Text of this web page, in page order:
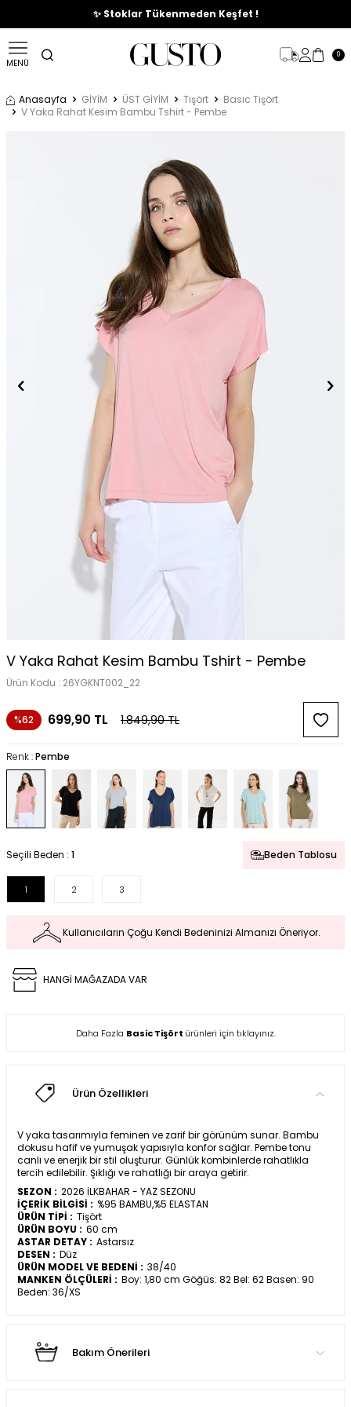
🎉%70'e Varan Büyük Yaz İndirim Başladı !
✨ Stoklar Tükenmeden Keşfet !
MENÜ
0
Anasayfa GİYİM ÜST GİYİM Tişört
Basic Tişört
V Yaka Rahat Kesim Bambu Tshirt - Pembe
V Yaka Rahat Kesim Bambu Tshirt - Pembe
Ürün Kodu : 26YGKNT002_22
%62 699,90 TL 1.849,90TL
Renk :Pembe
Seçili Beden : 1 Beden Tablosu
1 2 3
Kullanıcıların Çoğu Kendi Bedeninizi Almanızı Öneriyor.
HANGİ MAĞAZADA VAR
Daha Fazla Basic Tişört ürünleri için tıklayınız.
Ürün Özellikleri
V yaka tasarımıyla feminen ve zarif bir görünüm sunar. Bambu
dokusu hafif ve yumuşak yapısıyla konfor sağlar. Pembe tonu
canlı ve enerjik bir stil oluşturur. Günlük kombinlerde rahatlıkla
tercih edilebilir. Şıklığı ve rahatlığı bir araya getirir.
SEZON : 2026 İLKBAHAR - YAZ SEZONU
İÇERİK BİLGİSİ : %95 BAMBU,%5 ELASTAN
ÜRÜN TİPİ : Tişört
ÜRÜN BOYU : 60 cm
ASTAR DETAY : Astarsız
DESEN : Düz
ÜRÜN MODEL VE BEDENİ : 38/40
MANKEN ÖLÇÜLERİ : Boy: 1,80 cm Göğüs: 82 Bel: 62 Basen: 90
Beden: 36/XS
Bakım Önerileri